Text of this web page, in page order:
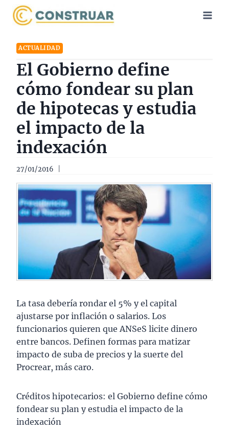
Saltar
ACTUALIDAD
El Gobierno define
cómo fondear su plan
de hipotecas y estudia
el impacto de la
indexación
27/01/2016
La tasa debería rondar el 5% y el capital
ajustarse por inflación o salarios. Los
funcionarios quieren que ANSeS licite dinero
entre bancos. Definen formas para matizar
impacto de suba de precios y la suerte del
Procrear, más caro.
Créditos hipotecarios: el Gobierno define cómo
fondear su plan y estudia el impacto de la
indexación